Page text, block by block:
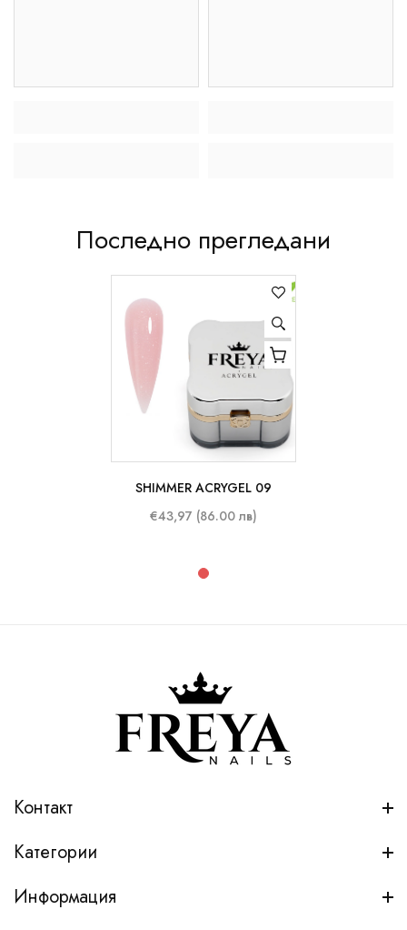
Последно прегледани
50 ml
SHIMMER ACRYGEL 09
€43,97 (86.00 лв)
Контакт
Категории
Информация